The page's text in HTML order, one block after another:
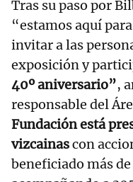
Tras su paso por
“estamos aquí
invitar a las
exposición y
40º aniversario”,
responsable del
Fundación está
vizcainascon
beneficiado más